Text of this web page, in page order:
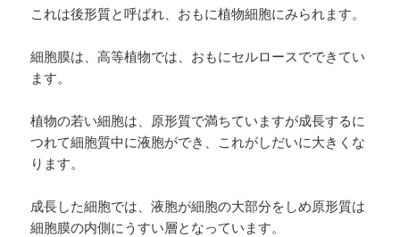
これは後形質と呼ばれ、おもに植物細胞にみられます。
細胞膜は、高等植物では、おもにセルロースでできてい
ます。
植物の若い細胞は、原形質で満ちていますが成長するに
つれて細胞質中に液胞ができ、これがしだいに大きくな
ります。
成長した細胞では、液胞が細胞の大部分をしめ原形質は
細胞膜の内側にうすい層となっています。